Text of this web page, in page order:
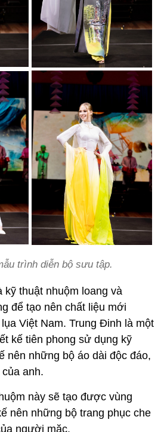
trình diễn bộ sưu tập.
kỹ thuật nhuộm loang và
để tạo nên chất liệu mới
Việt Nam. Trung Đinh là một
kế tiên phong sử dụng kỹ
nên những bộ áo dài độc đáo,
anh.
này sẽ tạo được vùng
nên những bộ trang phục che
người mặc.